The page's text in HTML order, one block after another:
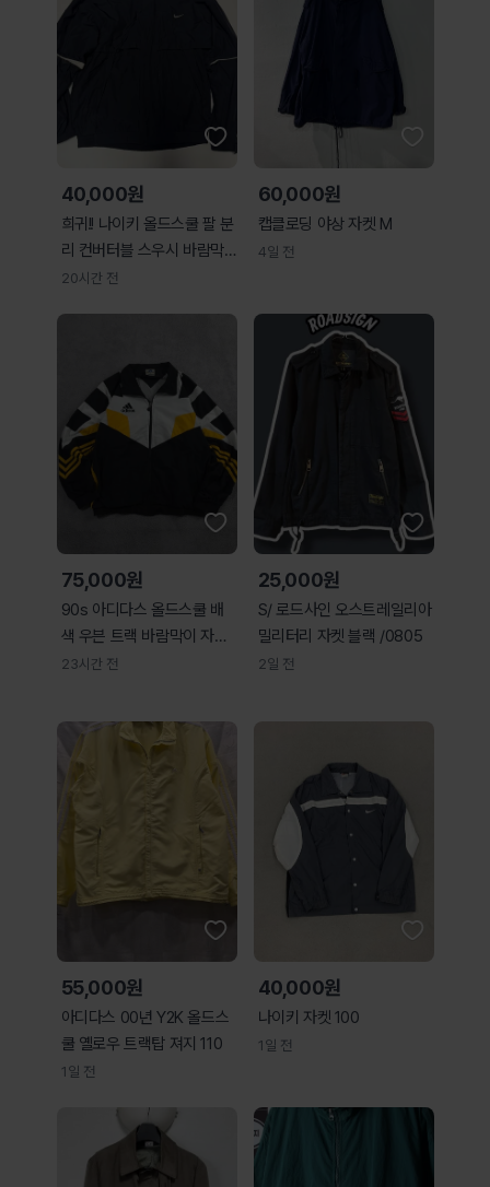
40,000원
희귀!! 나이키 올드스쿨 팔 분
리 컨버터블 스우시 바람막
이 자켓
20시간 전
60,000원
캡클로딩 야상 자켓 M
4일 전
75,000원
90s 아디다스 올드스쿨 배
색 우븐 트랙 바람막이 자켓
(XL)
23시간 전
25,000원
S/ 로드사인 오스트레일리아
밀리터리 자켓 블랙 /0805
2일 전
55,000원
아디다스 00년 Y2K 올드스
쿨 옐로우 트랙탑 져지 110
1일 전
40,000원
나이키 자켓 100
1일 전